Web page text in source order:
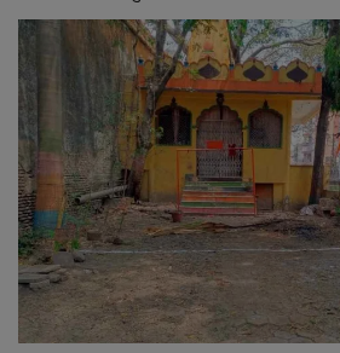
YouTube
Language
English Hiindi